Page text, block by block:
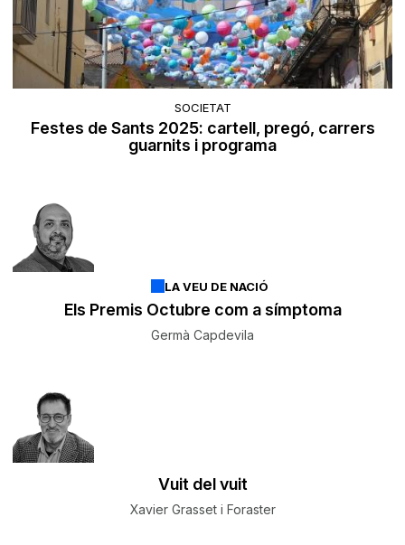
SOCIETAT
Festes de Sants 2025: cartell, pregó, carrers
guarnits i programa
LA VEU DE NACIÓ
Els Premis Octubre com a símptoma
Germà Capdevila
Vuit del vuit
Xavier Grasset i Foraster